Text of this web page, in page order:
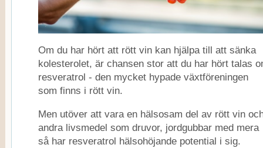
Om du har hört att rött vin kan hjälpa till att sänka
kolesterolet, är chansen stor att du har hört talas
resveratrol - den mycket hypade växtföreningen
som finns i rött vin.
Men utöver att vara en hälsosam del av rött vin
andra livsmedel som druvor, jordgubbar med mera
så har resveratrol hälsohöjande potential i sig.